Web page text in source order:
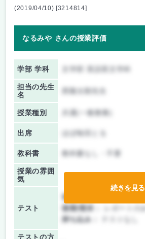
(2019/04/10) [3214814]
なるみや さんの授業評価
学部 学科
担当の先生
名
西隆太朗先生
授業種別 共通(一般教養)
出席 ほぼ毎回とる
教科書 教科書なし・不要
授業の雰囲
気
テスト
前期/中間：
後期/期末：
持ち込み：
テストの方
続きを見る